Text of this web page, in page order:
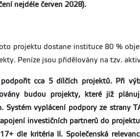
nejdéle červen 2028).
projektu dostane instituce 80 %
Peníze jsou přidělovány na tzv.
cca 5 dílčích projektů. Při
budou projekty, které již
Systém vyplácení podpory ze strany
investičních partnerů do
dle kritéria II. Společenská